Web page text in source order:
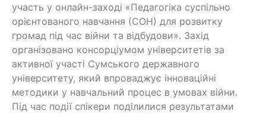
участь у онлайн-заході «Педагогіка суспільно
орієнтованого навчання (СОН) для розвитку
громад під час війни та відбудови». Захід
організовано консорціумом університетів за
активної участі Сумського державного
університету, який впроваджує інноваційні
методики у навчальний процес в умовах війни.
Під час події спікери поділилися результатами